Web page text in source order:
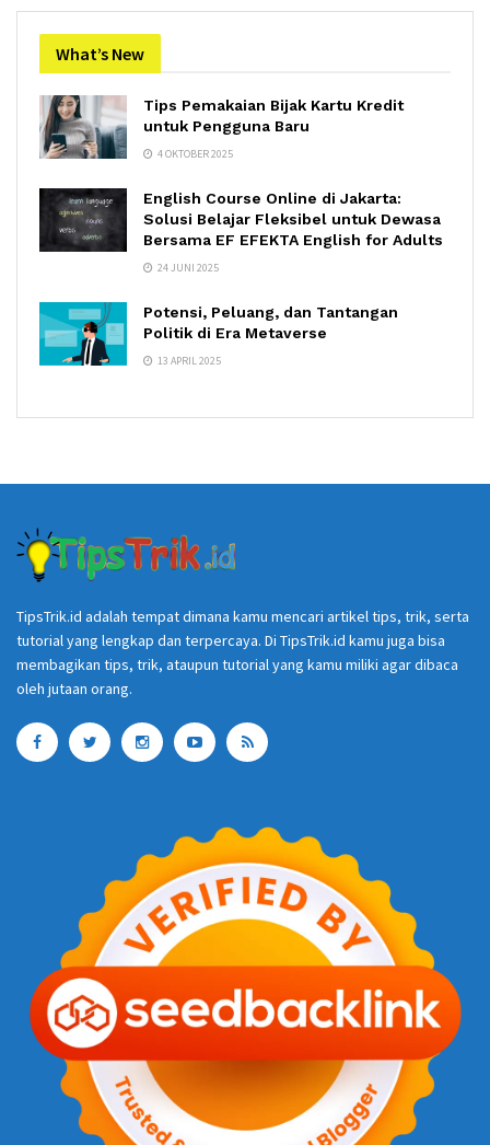
What’s New
Tips Pemakaian Bijak Kartu Kredit
untuk Pengguna Baru
4 OKTOBER 2025
English Course Online di Jakarta:
Solusi Belajar Fleksibel untuk Dewasa
Bersama EF EFEKTA English for Adults
24 JUNI 2025
Potensi, Peluang, dan Tantangan
Politik di Era Metaverse
13 APRIL 2025
TipsTrik.id adalah tempat dimana kamu mencari artikel tips, trik, serta
tutorial yang lengkap dan terpercaya. Di TipsTrik.id kamu juga bisa
membagikan tips, trik, ataupun tutorial yang kamu miliki agar dibaca
oleh jutaan orang.